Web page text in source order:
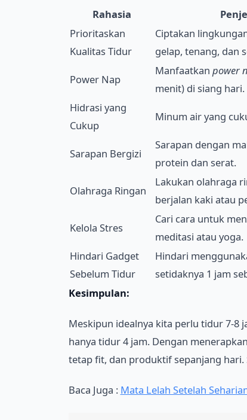
Rahasia
Prioritaskan
Kualitas Tidur
Ciptakan
gelap, tenang, dan
Power Nap
Manfaatkan power
menit) di siang hari.
Hidrasi yang
Cukup
Minum air yang
Sarapan Bergizi
Sarapan dengan
protein dan serat.
Olahraga Ringan
Lakukan olahraga
berjalan kaki atau
Kelola Stres
Cari cara untuk
meditasi atau yoga.
Hindari Gadget
Sebelum Tidur
Hindari
setidaknya 1 jam
Kesimpulan:
Meskipun idealnya kita perlu tidur 7-8
hanya tidur 4 jam. Dengan
tetap fit, dan produktif sepanjang hari.
Baca Juga : Mata Lelah Setelah